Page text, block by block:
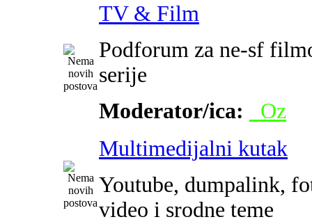
TV & Film
Podforum za ne-sf
serije
Moderator/ica:
_Oz
Multimedijalni kutak
Youtube, dumpalink,
video i srodne teme